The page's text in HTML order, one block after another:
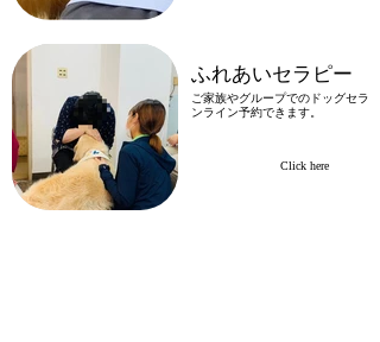
ふれあいセラピー
ご家族やグループでのドッグセラピ
ンライン予約できます。
Click here